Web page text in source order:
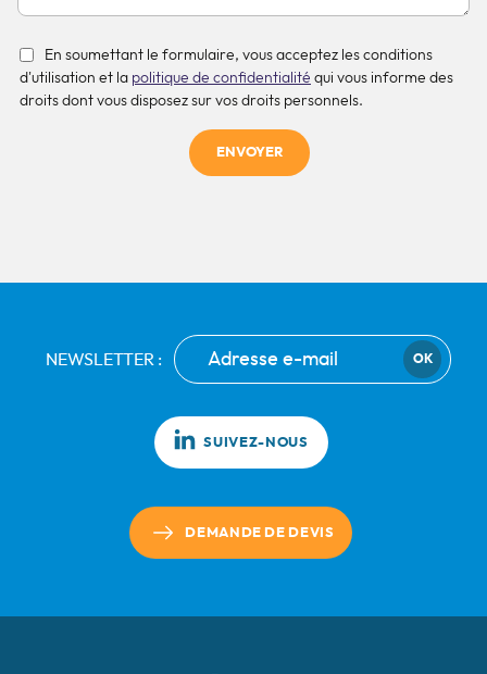
En soumettant le formulaire, vous acceptez les conditions
d'utilisation et la politique de confidentialité qui vous informe des
droits dont vous disposez sur vos droits personnels.
ENVOYER
NEWSLETTER : OK
SUIVEZ-NOUS
DEMANDE DE DEVIS